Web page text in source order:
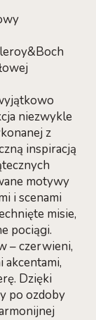
niezwykle
z
inspiracją
motywy
i scenami
misie,
pociągi.
– czerwieni,
akcentami,
Dzięki
po ozdoby